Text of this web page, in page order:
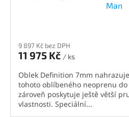
Man
9 897 Kč bez DPH
11 975 Kč / ks
Oblek Definition 7mm
tohoto oblíbeného neoprenu do
zároveň poskytuje ještě větší
vlastnosti. Speciální...